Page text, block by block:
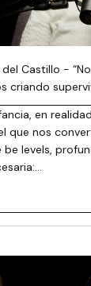
Castillo -
criando
en
que nos
levels,